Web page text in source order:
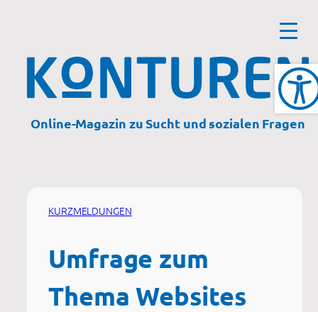
Online-Magazin zu Sucht und sozialen Fragen
KURZMELDUNGEN
Umfrage zum
Thema Websites